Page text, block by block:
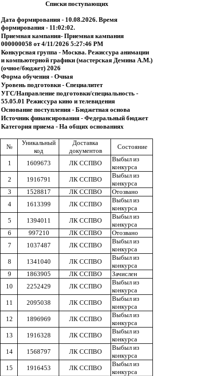
Списки поступающих
Дата формирования - 10.08.2026. Время
формирования - 11:02:02.
Приемная кампания- Приемная кампания
000000058 от 4/11/2026 5:27:46 PM
Конкурсная группа - Москва. Режиссура анимации
и компьютерной графики (мастерская Демина А.М.)
(очное/бюджет) 2026
Форма обучения - Очная
Уровень подготовки - Специалитет
УГС/Направление подготовки/специальность -
55.05.01 Режиссура кино и телевидения
Основание поступления - Бюджетная основа
Источник финансирования - Федеральный бюджет
Категория приема - На общих основаниях
№
Уникальный
код
Доставка
документов
Состояние
1 1609673 ЛК ССПВО
Выбыл из
конкурса
2
1916791 ЛК ССПВО
Выбыл из
конкурса
3
1528817 ЛК ССПВО
Отозвано
4
1613399 ЛК ССПВО
Выбыл из
конкурса
5
1394011 ЛК ССПВО
Выбыл из
конкурса
6
997210 ЛК ССПВО
Отозвано
7
1037487 ЛК ССПВО
Выбыл из
конкурса
8
1341040 ЛК ССПВО
Выбыл из
конкурса
9
1863905 ЛК ССПВО
Зачислен
10
2252429 ЛК ССПВО
Выбыл из
конкурса
11
2095038 ЛК ССПВО
Выбыл из
конкурса
12
1896969 ЛК ССПВО
Выбыл из
конкурса
13
1916328 ЛК ССПВО
Выбыл из
конкурса
14
1568797 ЛК ССПВО
Выбыл из
конкурса
15
1916453 ЛК ССПВО
Выбыл из
конкурса